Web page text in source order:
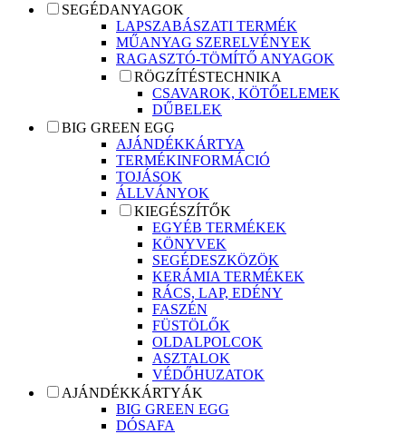
SEGÉDANYAGOK
LAPSZABÁSZATI TERMÉK
MŰANYAG SZERELVÉNYEK
RAGASZTÓ-TÖMÍTŐ ANYAGOK
RÖGZÍTÉSTECHNIKA
CSAVAROK, KÖTŐELEMEK
DŰBELEK
BIG GREEN EGG
AJÁNDÉKKÁRTYA
TERMÉKINFORMÁCIÓ
TOJÁSOK
ÁLLVÁNYOK
KIEGÉSZÍTŐK
EGYÉB TERMÉKEK
KÖNYVEK
SEGÉDESZKÖZÖK
KERÁMIA TERMÉKEK
RÁCS, LAP, EDÉNY
FASZÉN
FÜSTÖLŐK
OLDALPOLCOK
ASZTALOK
VÉDŐHUZATOK
AJÁNDÉKKÁRTYÁK
BIG GREEN EGG
DÓSAFA